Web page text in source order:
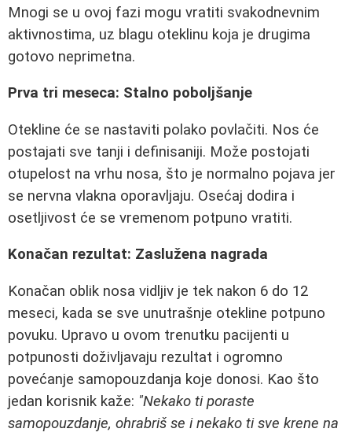
Mnogi se u ovoj fazi mogu vratiti svakodnevnim
aktivnostima, uz blagu oteklinu koja je drugima
gotovo neprimetna.
Prva tri meseca: Stalno poboljšanje
Otekline će se nastaviti polako povlačiti. Nos će
postajati sve tanji i definisaniji. Može postojati
otupelost na vrhu nosa, što je normalno pojava jer
se nervna vlakna oporavljaju. Osećaj dodira i
osetljivost će se vremenom potpuno vratiti.
Konačan rezultat: Zaslužena nagrada
Konačan oblik nosa vidljiv je tek nakon 6 do 12
meseci, kada se sve unutrašnje otekline potpuno
povuku. Upravo u ovom trenutku pacijenti u
potpunosti doživljavaju rezultat i ogromno
povećanje samopouzdanja koje donosi. Kao što
jedan korisnik kaže: "Nekako ti poraste
samopouzdanje, ohrabriš se i nekako ti sve krene na